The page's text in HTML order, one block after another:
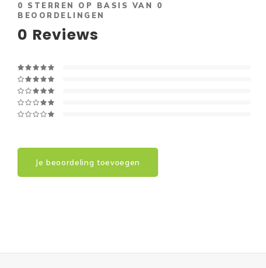
0 STERREN OP BASIS VAN 0
BEOORDELINGEN
0 Reviews
Je beoordeling toevoegen